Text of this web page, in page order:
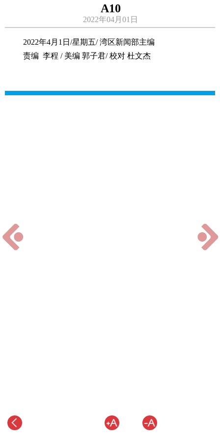
A10
2022年04月01日
2022年4月1日/星期五/ 湾区新闻部主编
责编 李程 / 美编 郭子君/ 校对 杜文杰